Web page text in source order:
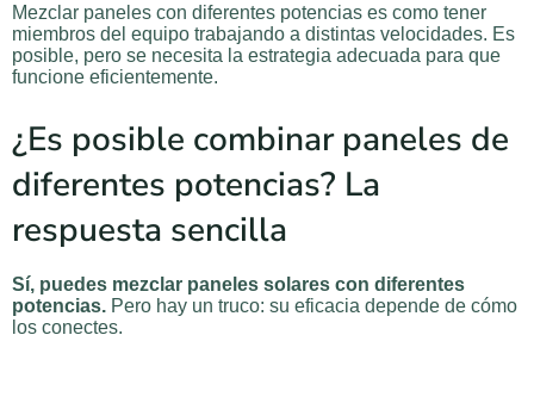
Mezclar paneles con diferentes potencias es como tener
miembros del equipo trabajando a distintas velocidades. Es
posible, pero se necesita la estrategia adecuada para que
funcione eficientemente.
¿Es posible combinar paneles de
diferentes potencias? La
respuesta sencilla
Sí, puedes mezclar paneles solares con diferentes
potencias. Pero hay un truco: su eficacia depende de cómo
los conectes.